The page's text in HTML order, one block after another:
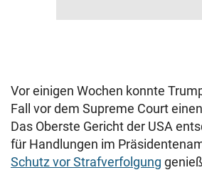
Vor einigen Wochen konnte
Fall vor dem Supreme Court
Das Oberste Gericht der USA
für Handlungen im
Schutz vor Strafverfolgung